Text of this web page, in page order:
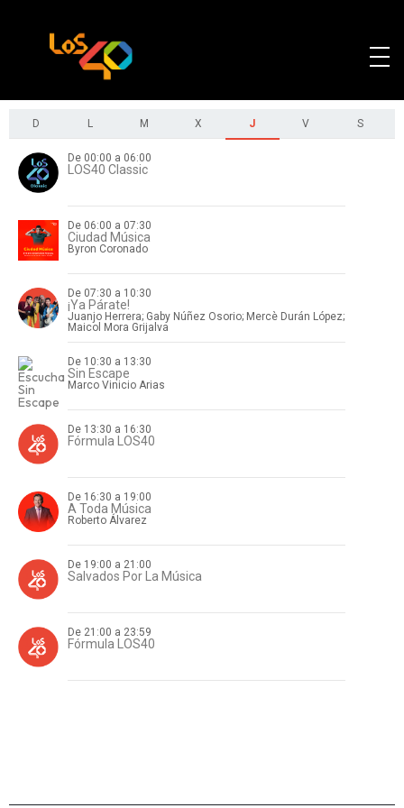
D L M X J V S
De 00:00 a 06:00
LOS40 Classic
De 06:00 a 07:30
Ciudad Música
Byron Coronado
De 07:30 a 10:30
¡Ya Párate!
Juanjo Herrera; Gaby Núñez Osorio; Mercè Durán López;
Maicol Mora Grijalva
De 10:30 a 13:30
Sin Escape
Marco Vinicio Arias
De 13:30 a 16:30
Fórmula LOS40
De 16:30 a 19:00
A Toda Música
Roberto Álvarez
De 19:00 a 21:00
Salvados Por La Música
De 21:00 a 23:59
Fórmula LOS40